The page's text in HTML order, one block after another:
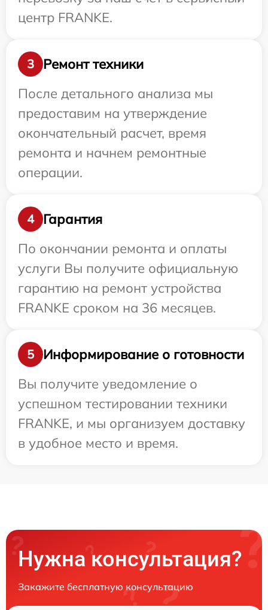
центр FRANKE.
3
Ремонт техники
После детального анализа мы
предоставим на утверждение
окончательный расчет, время
ремонта и начнем ремонтные
операции.
4
Гарантия
По окончании ремонта и оплаты
услуги Вы получите официальную
гарантию на ремонт устройства
FRANKE сроком на 36 месяцев.
5
Информирование о готовности
Вы получите уведомление о
успешном тестировании техники
FRANKE, и мы организуем доставку
в удобное место и время.
Нужна консультация?
Закажите бесплатную консультацию